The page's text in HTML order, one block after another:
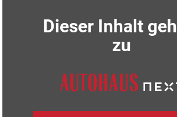
Dieser Inhalt
zu